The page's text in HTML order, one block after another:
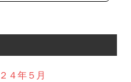
４年５月